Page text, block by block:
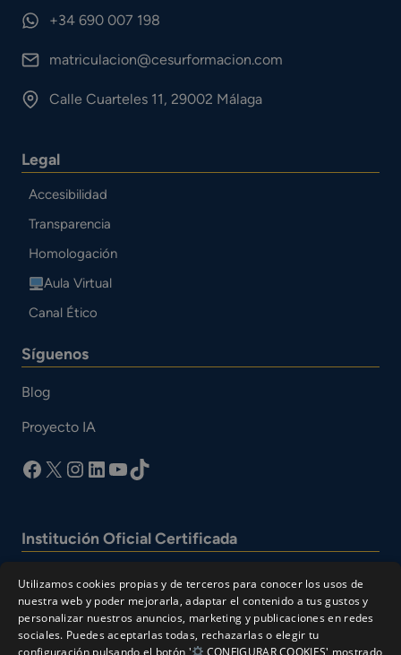
+34 690 007 198
matriculacion@cesurformacion.com
Calle Cuarteles 11, 29002 Málaga
Legal
Accesibilidad
Transparencia
Homologación
Aula Virtual
Canal Ético
Síguenos
Blog
Proyecto IA
facebook
X Instagram
LinkedIn
YouTube
TikTok
Institución Oficial Certificada
Utilizamos cookies propias y de terceros para conocer los usos de
nuestra web y poder mejorarla, adaptar el contenido a tus gustos y
personalizar nuestros anuncios, marketing y publicaciones en redes
sociales. Puedes aceptarlas todas, rechazarlas o elegir tu
configuración pulsando el botón '
CONFIGURAR COOKIES' mostrado